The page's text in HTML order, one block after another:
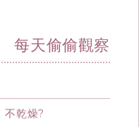
每天偷偷觀察
乾燥?